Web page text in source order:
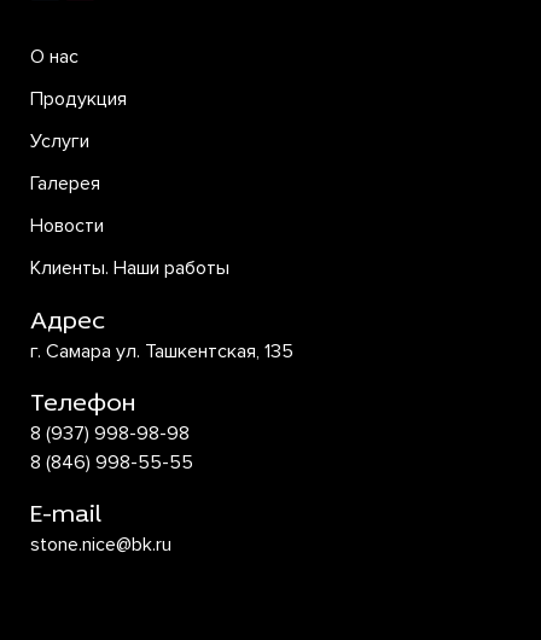
О нас
Продукция
Услуги
Галерея
Новости
Клиенты. Наши работы
Адрес
г. Самара ул. Ташкентская, 135
Телефон
8 (937) 998-98-98
8 (846) 998-55-55
E-mail
stone.nice@bk.ru